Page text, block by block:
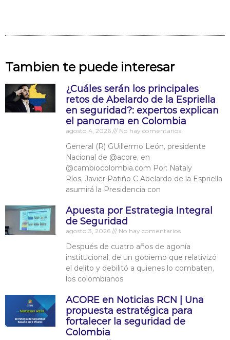
Tambien te puede interesar
¿Cuáles serán los principales
retos de Abelardo de la Espriella
en seguridad?: expertos explican
el panorama en Colombia
agosto 4, 2026 No hay comentarios
General (R) GUillermo León, presidente
Nacional de @acore, en
@cambiocolombia.com Por: Nataly
Ríos, Javier Patiño C Abelardo de la Espriella
asumirá la Presidencia con
Apuesta por Estrategia Integral
de Seguridad
agosto 3, 2026 No hay comentarios
Después de cuatro años de agonía
institucional, de un gobierno que relativizó
el delito y debilitó a quienes lo combaten,
los colombianos
ACORE en Noticias RCN | Una
propuesta estratégica para
fortalecer la seguridad de
Colombia